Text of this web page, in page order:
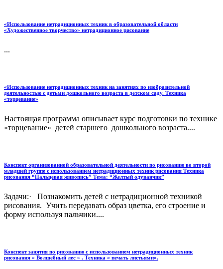
«Использование нетрадиционных техник в образовательной области
«Художественное творчество» нетрадиционное рисование
...
«Использование нетрадиционных техник на занятиях по изобразительной
деятельностью с детьми дошкольного возраста в детском саду. Техника
«торцевание»
Настоящая программа описывает курс подготовки по технике
«торцевание» детей старшего дошкольного возраста....
Конспект организованной образовательной деятельности по рисованию во второй
младшей группе с использованием нетрадиционных техник рисования Техника
рисования “Пальцевая живопись” Тема: “Желтый одуванчик”
Задачи:· Познакомить детей с нетрадиционной техникой
рисования. Учить передавать образ цветка, его строение и
форму используя пальчики....
Конспект занятия по рисованию с использованием нетрадиционных техник
рисования « Волшебный лес » . Техника « печать листьями».